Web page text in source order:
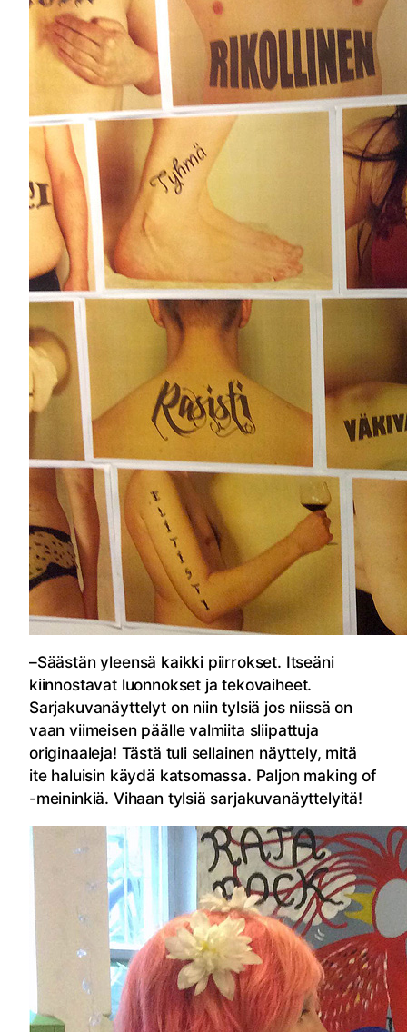
–Säästän yleensä kaikki piirrokset. Itseäni
kiinnostavat luonnokset ja tekovaiheet.
Sarjakuvanäyttelyt on niin tylsiä jos niissä on
vaan viimeisen päälle valmiita sliipattuja
originaaleja! Tästä tuli sellainen näyttely, mitä
ite haluisin käydä katsomassa. Paljon making of
-meininkiä. Vihaan tylsiä sarjakuvanäyttelyitä!